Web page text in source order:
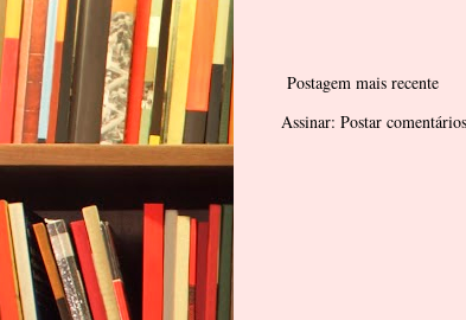
Postagem mais recente
Assinar: Postar